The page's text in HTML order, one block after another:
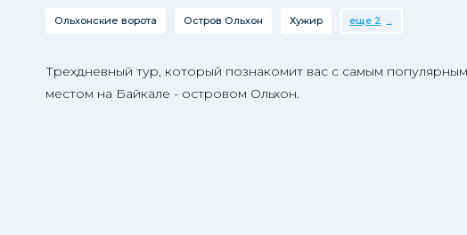
Ольхонские ворота Остров Ольхон Хужир еще 2
Трехдневный тур, который познакомит вас с самым популярным
местом на Байкале - островом Ольхон.